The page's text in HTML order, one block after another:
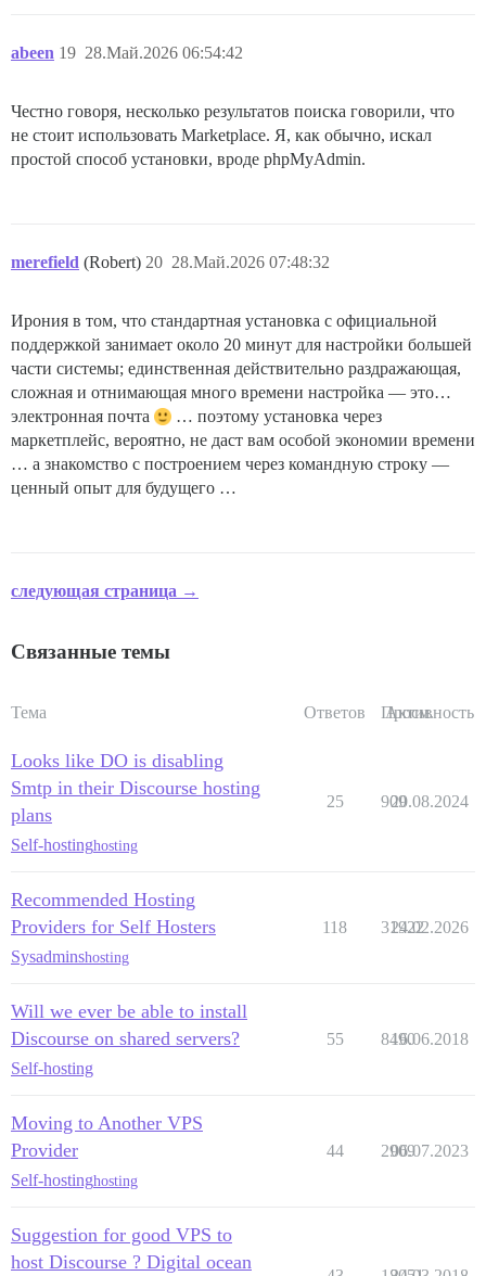
abeen 28.Май.2026 06:54:42
19
Честно говоря, несколько результатов поиска говорили, что
не стоит использовать Marketplace. Я, как обычно, искал
простой способ установки, вроде phpMyAdmin.
merefield (Robert) 28.Май.2026 07:48:32
20
Ирония в том, что стандартная установка с официальной
поддержкой занимает около 20 минут для настройки большей
части системы; единственная действительно раздражающая,
сложная и отнимающая много времени настройка — это…
электронная почта
… поэтому установка через
маркетплейс, вероятно, не даст вам особой экономии времени
… а знакомство с построением через командную строку —
ценный опыт для будущего …
следующая страница →
Связанные темы
Тема Ответов Просм.
Активность
Looks like DO is disabling
Smtp in their Discourse hosting
plans
Self-hostinghosting
25 909
20.08.2024
Recommended Hosting
Providers for Self Hosters
Sysadminshosting
118 31922
24.02.2026
Will we ever be able to install
Discourse on shared servers?
Self-hosting
55 8490
16.06.2018
Moving to Another VPS
Provider
Self-hostinghosting
44 2909
06.07.2023
Suggestion for good VPS to
host Discourse ? Digital ocean